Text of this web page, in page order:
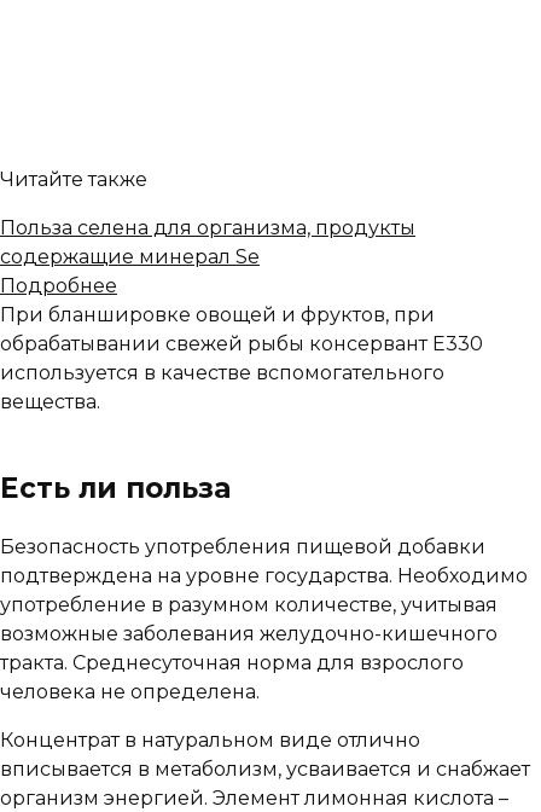
Читайте также
Польза селена для организма, продукты
содержащие минерал Se
Подробнее
При бланшировке овощей и фруктов, при
обрабатывании свежей рыбы консервант Е330
используется в качестве вспомогательного
вещества.
Есть ли польза
Безопасность употребления пищевой добавки
подтверждена на уровне государства. Необходимо
употребление в разумном количестве, учитывая
возможные заболевания желудочно-кишечного
тракта. Среднесуточная норма для взрослого
человека не определена.
Концентрат в натуральном виде отлично
вписывается в метаболизм, усваивается и снабжает
организм энергией. Элемент лимонная кислота –